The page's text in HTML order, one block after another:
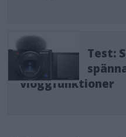
Test:
vloggfunktioner